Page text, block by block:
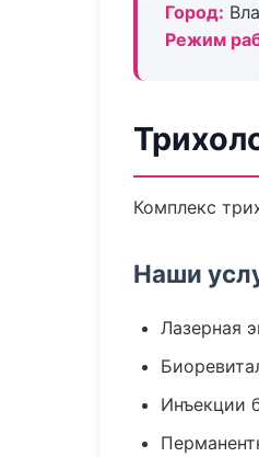
Город:
Режим
Комплекс
Наши
Лазерная
Инъекции